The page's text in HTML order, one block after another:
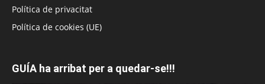
Política de privacitat
Política de cookies (UE)
GUÍA ha arribat per a quedar-se!!!